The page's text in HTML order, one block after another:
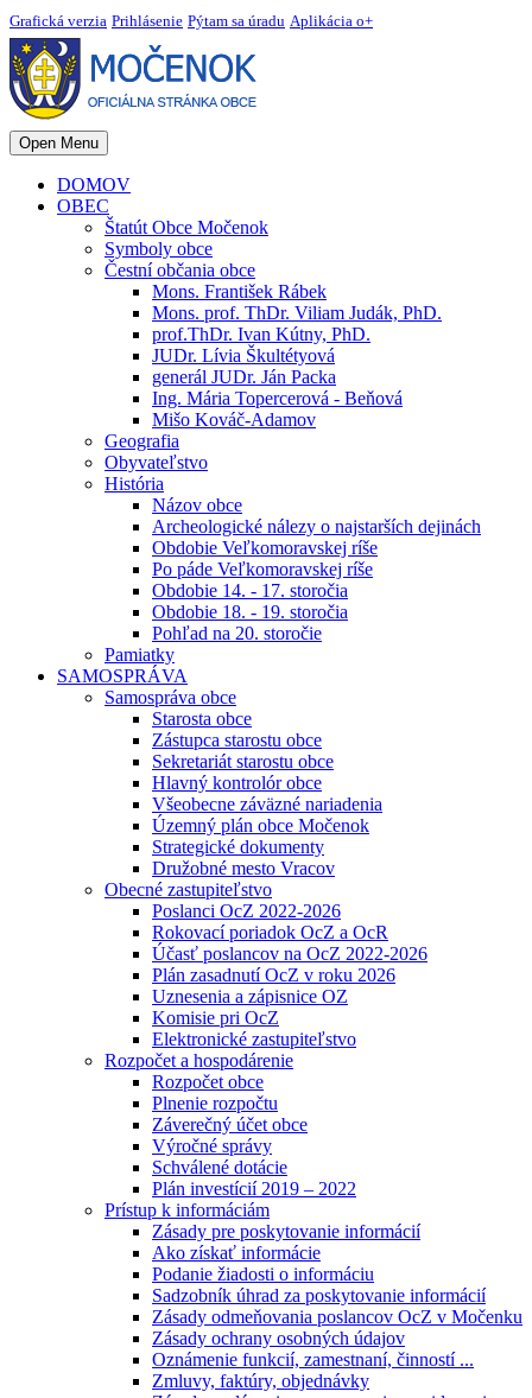
Grafická verzia Prihlásenie Pýtam sa úradu Aplikácia o+
Open Menu
DOMOV
OBEC
Štatút Obce Močenok
Symboly obce
Čestní občania obce
Mons. František Rábek
Mons. prof. ThDr. Viliam Judák, PhD.
prof.ThDr. Ivan Kútny, PhD.
JUDr. Lívia Škultétyová
generál JUDr. Ján Packa
Ing. Mária Topercerová - Beňová
Mišo Kováč-Adamov
Geografia
Obyvateľstvo
História
Názov obce
Archeologické nálezy o najstarších dejinách
Obdobie Veľkomoravskej ríše
Po páde Veľkomoravskej ríše
Obdobie 14. - 17. storočia
Obdobie 18. - 19. storočia
Pohľad na 20. storočie
Pamiatky
SAMOSPRÁVA
Samospráva obce
Starosta obce
Zástupca starostu obce
Sekretariát starostu obce
Hlavný kontrolór obce
Všeobecne záväzné nariadenia
Územný plán obce Močenok
Strategické dokumenty
Družobné mesto Vracov
Obecné zastupiteľstvo
Poslanci OcZ 2022-2026
Rokovací poriadok OcZ a OcR
Účasť poslancov na OcZ 2022-2026
Plán zasadnutí OcZ v roku 2026
Uznesenia a zápisnice OZ
Komisie pri OcZ
Elektronické zastupiteľstvo
Rozpočet a hospodárenie
Rozpočet obce
Plnenie rozpočtu
Záverečný účet obce
Výročné správy
Schválené dotácie
Plán investícií 2019 – 2022
Prístup k informáciám
Zásady pre poskytovanie informácií
Ako získať informácie
Podanie žiadosti o informáciu
Sadzobník úhrad za poskytovanie informácií
Zásady odmeňovania poslancov OcZ v Močenku
Zásady ochrany osobných údajov
Oznámenie funkcií, zamestnaní, činností ...
Zmluvy, faktúry, objednávky